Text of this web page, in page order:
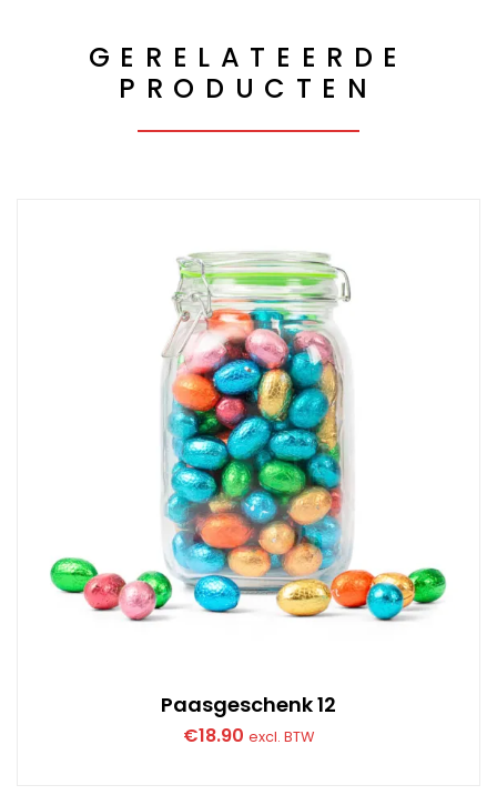
GERELATEERDE
PRODUCTEN
Paasgeschenk 12
€18.90 excl. BTW